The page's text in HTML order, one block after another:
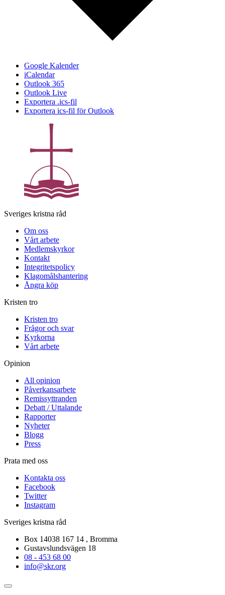
Google Kalender
iCalendar
Outlook 365
Outlook Live
Exportera .ics-fil
Exportera ics-fil för Outlook
Sveriges kristna råd
Om oss
Vårt arbete
Medlemskyrkor
Kontakt
Integritetspolicy
Klagomålshantering
Ångra köp
Kristen tro
Kristen tro
Frågor och svar
Kyrkorna
Vårt arbete
Opinion
All opinion
Påverkansarbete
Remissyttranden
Debatt / Uttalande
Rapporter
Nyheter
Blogg
Press
Prata med oss
Kontakta oss
Facebook
Twitter
Instagram
Sveriges kristna råd
Box 14038 167 14 , Bromma
Gustavslundsvägen 18
08 - 453 68 00
info@skr.org